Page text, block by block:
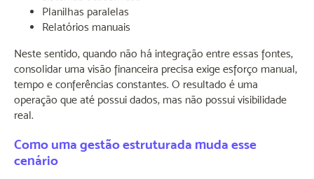
Planilhas paralelas
Relatórios manuais
Neste sentido, quando não há integração entre essas fontes,
consolidar uma visão financeira precisa exige esforço manual,
tempo e conferências constantes. O resultado é uma
operação que até possui dados, mas não possui visibilidade
real.
Como uma gestão estruturada muda esse
cenário